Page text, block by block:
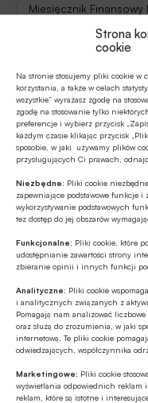
Strona
cookie
Na stronie stosujemy pliki cookie w
korzystania, a także w celach
wszystkie” wyrażasz zgodę na
zgodę na stosowanie tylko
preferencje i wybierz przycisk
każdym czasie klikając przycisk
sposobie, w jaki używamy plików
przysługujących Ci prawach,
Niezbędne: Pliki cookie
zapewniające podstawowe funkcje
wykorzystywanie podstawowych
tez dostęp do jej obszarów
Funkcjonalne: Pliki cookie, które
udostępnianie zawartości strony
zbieranie opinii i innych funkcji
Analityczne: Pliki cookie
i analitycznych związanych z
Pomagają nam analizować
oraz służą do zrozumienia, w jaki
internetową. Te pliki cookie
odwiedzających, współczynnika
Marketingowe: Pliki cookie
wyświetlania odpowiednich reklam
reklam, które są istotne i
Miesięcznik Finansowy
Sławomir Soszyński
Autor
Paweł Minkina
Źródło
Miesięcznik Finansowy
Polecamy
Banki